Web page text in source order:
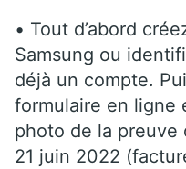
• Tout d’abord
Samsung ou
déjà un compte.
formulaire en ligne
photo de la preuve
21 juin 2022